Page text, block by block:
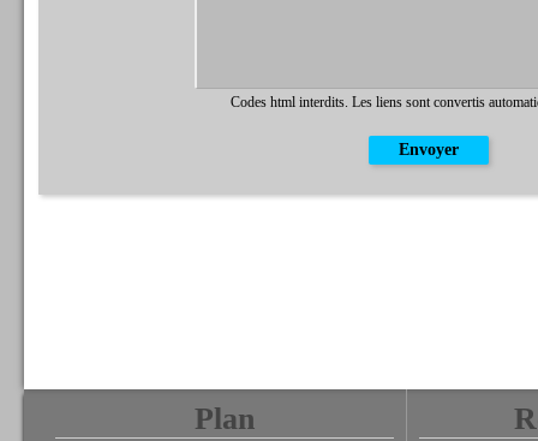
Codes html interdits. Les liens sont convertis
Plan